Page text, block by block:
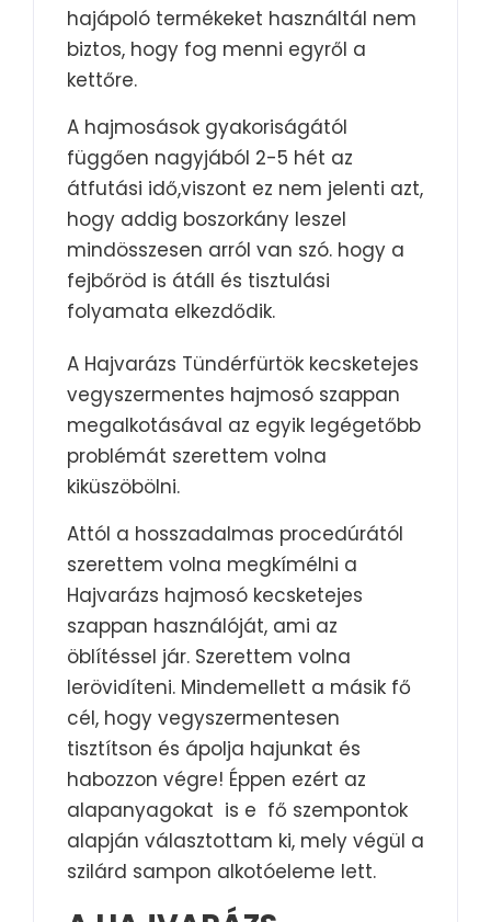
hajápoló termékeket használtál nem
biztos, hogy fog menni egyről a
kettőre.
A hajmosások gyakoriságától
függően nagyjából 2-5 hét az
átfutási idő,viszont ez nem jelenti azt,
hogy addig boszorkány leszel
mindösszesen arról van szó. hogy a
fejbőröd is átáll és tisztulási
folyamata elkezdődik.
A Hajvarázs Tündérfürtök kecsketejes
vegyszermentes hajmosó szappan
megalkotásával az egyik legégetőbb
problémát szerettem volna
kiküszöbölni.
Attól a hosszadalmas procedúrától
szerettem volna megkímélni a
Hajvarázs hajmosó kecsketejes
szappan használóját, ami az
öblítéssel jár. Szerettem volna
lerövidíteni. Mindemellett a másik fő
cél, hogy vegyszermentesen
tisztítson és ápolja hajunkat és
habozzon végre! Éppen ezért az
alapanyagokat is e fő szempontok
alapján választottam ki, mely végül a
szilárd sampon alkotóeleme lett.